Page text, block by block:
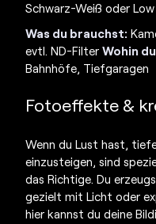
Schwarz-Weiß oder Low
Was du brauchst:
evtl. ND-Filter Wohin
Bahnhöfe, Tiefgaragen
Fotoeffekte &
Wenn du Lust hast,
einzusteigen, sind
das Richtige. Du
gezielt mit Licht oder
hier kannst du deine